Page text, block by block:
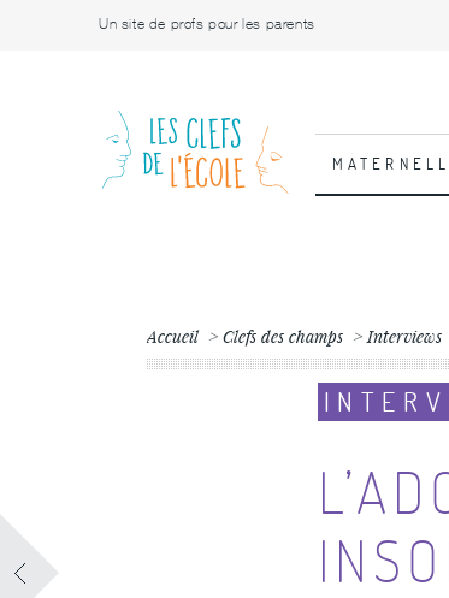
Un site de profs pour les parents
Accueil Clefs des champs Interviews